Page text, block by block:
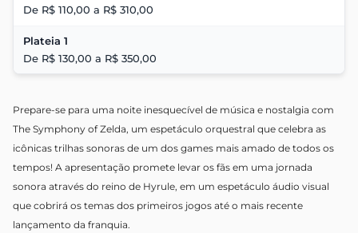
De R$ 110,00 a R$ 310,00
Plateia 1
De R$ 130,00 a R$ 350,00
Prepare-se para uma noite inesquecível de música e nostalgia com
The Symphony ofZelda, um espetáculo orquestral que celebra as
icônicas trilhas sonoras de um dos games mais amado de todos os
tempos! A apresentação promete levar os fãs em uma jornada
sonora através do reino de Hyrule, em um espetáculo áudio visual
que cobrirá os temas dos primeiros jogos até o mais recente
lançamento da franquia.